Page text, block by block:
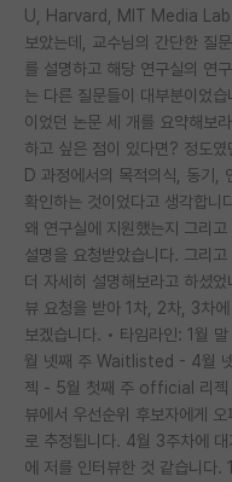
인문사회 계열 게시판
특수/전문대학원 게시
반도체/AI 게시판
장학금/장학생 게시판
학술 정보 게시판
홍보 게시판
커리어
유학교육
이벤트
반도체 아카데미
U, Harvard, MIT Media Lab
보았는데, 교수님의 간단한 질
를 설명하고 해당 연구실의 연
는 다른 질문들이 대부분이었
이었던 논문 세 개를 요약해보
하고 싶은 점이 있다면? 정도
D 과정에서의 목적의식, 동기,
확인하는 것이었다고 생각합
왜 연구실에 지원했는지 그리
설명을 요청받았습니다. 그리
더 자세히 설명해보라고 하셨
뷰 요청을 받아 1차, 2차, 3차
보겠습니다. • 타임라인: 1월
월 넷째 주 Waitlisted - 4월
젝 - 5월 첫째 주 official 리젝
뷰에서 우선순위 후보자에게
로 추정됩니다. 4월 3주차에
에 저를 인터뷰한 것 같습니다.